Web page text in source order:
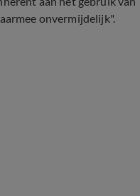
onvermijdelijk".